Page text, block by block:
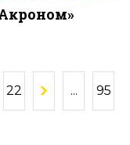
22 ... 95